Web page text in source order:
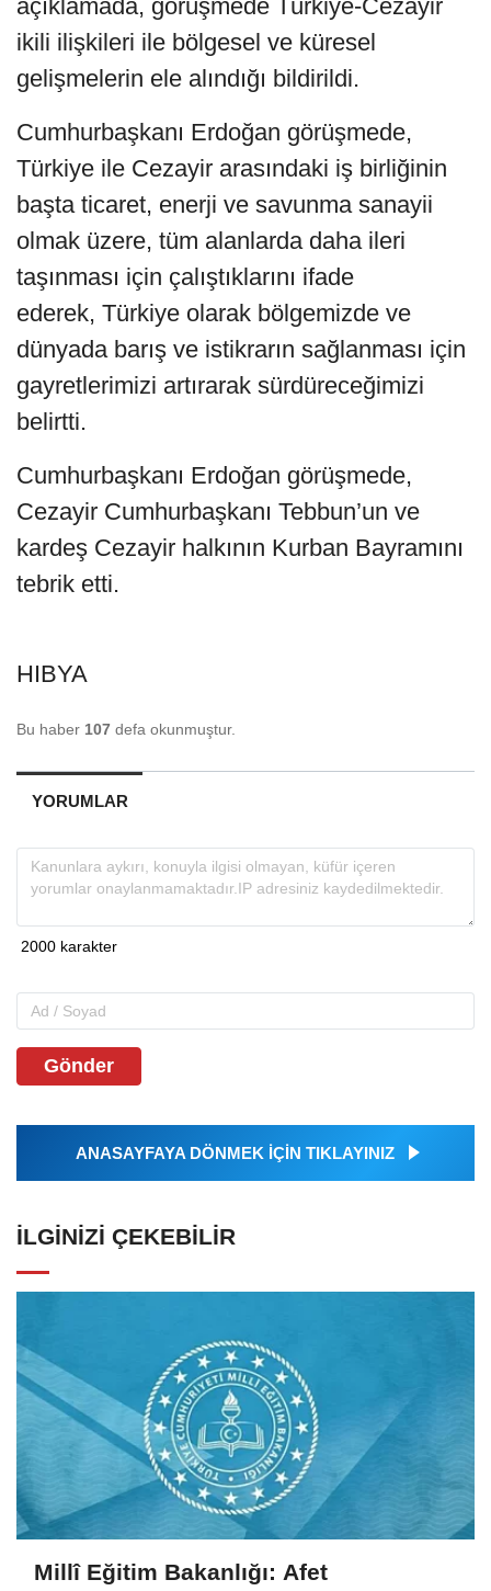
açıklamada, görüşmede Türkiye-Cezayir
ikili ilişkileri ile bölgesel ve küresel
gelişmelerin ele alındığı bildirildi.
Cumhurbaşkanı Erdoğan görüşmede,
Türkiye ile Cezayir arasındaki iş birliğinin
başta ticaret, enerji ve savunma sanayii
olmak üzere, tüm alanlarda daha ileri
taşınması için çalıştıklarını ifade
ederek, Türkiye olarak bölgemizde ve
dünyada barış ve istikrarın sağlanması için
gayretlerimizi artırarak sürdüreceğimizi
belirtti.
Cumhurbaşkanı Erdoğan görüşmede,
Cezayir Cumhurbaşkanı Tebbun’un ve
kardeş Cezayir halkının Kurban Bayramını
tebrik etti.
HIBYA
Bu haber 107 defa okunmuştur.
YORUMLAR
Gönder
ANASAYFAYA DÖNMEK İÇİN TIKLAYINIZ
İLGINIZI ÇEKEBILIR
Millî Eğitim Bakanlığı: Afet